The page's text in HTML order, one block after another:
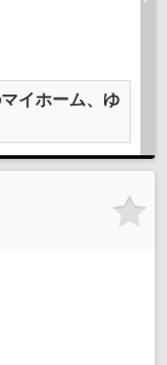
イホーム、ゆ